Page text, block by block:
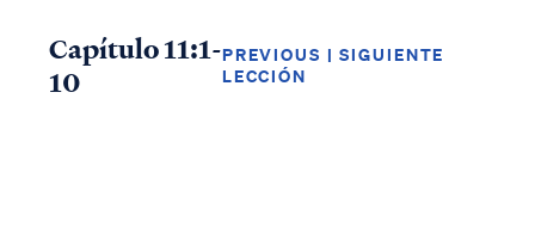
Capítulo 11:1-
10
PREVIOUS |SIGUIENTE
LECCIÓN